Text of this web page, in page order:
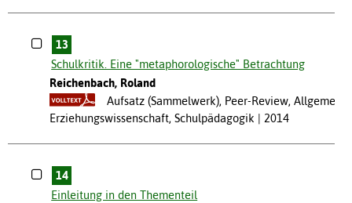
13
Schulkritik. Eine "metaphorologische" Betrachtung
Reichenbach, Roland
Aufsatz (Sammelwerk), Peer-Review, Allgemeine
Erziehungswissenschaft, Schulpädagogik
2014
14
Einleitung in den Thementeil